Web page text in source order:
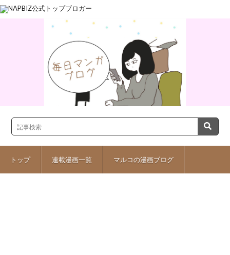
トップ 連載漫画一覧 マルコの漫画ブログ